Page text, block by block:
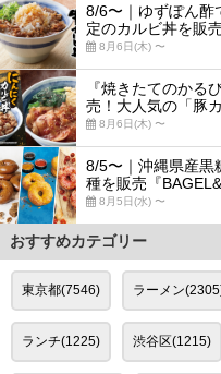
8/6〜｜ゆずぽん酢
定のカルビ丼を販
8月6日(木) 〜
『焼きたてのかる
売！大人気の「豚
8月6日(木) 〜
8/5〜｜沖縄県産黒
種を販売『
8月5日(水) 〜
おすすめカテゴリー
東京都(7546) ラーメン
ランチ(1225) 渋谷区(1215)